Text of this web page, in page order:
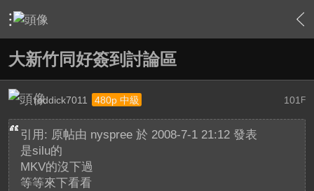
› 家庭劇院 › 家庭劇院相關討論大廳 › 內容
大新竹同好簽到討論區
101 F
roddick7011 480p 中級
引用: 原帖由 nyspree於 2008-7-1 21:12 發表
是silu的
MKV的沒下過
等等來下看看